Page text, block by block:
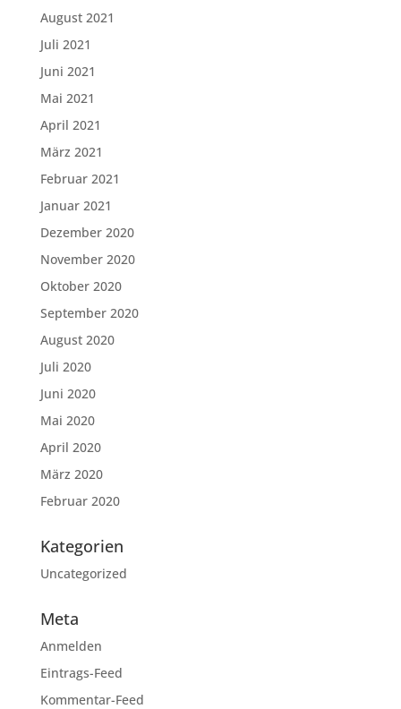
August 2021
Juli 2021
Juni 2021
Mai 2021
April 2021
März 2021
Februar 2021
Januar 2021
Dezember 2020
November 2020
Oktober 2020
September 2020
August 2020
Juli 2020
Juni 2020
Mai 2020
April 2020
März 2020
Februar 2020
Kategorien
Uncategorized
Meta
Anmelden
Eintrags-Feed
Kommentar-Feed